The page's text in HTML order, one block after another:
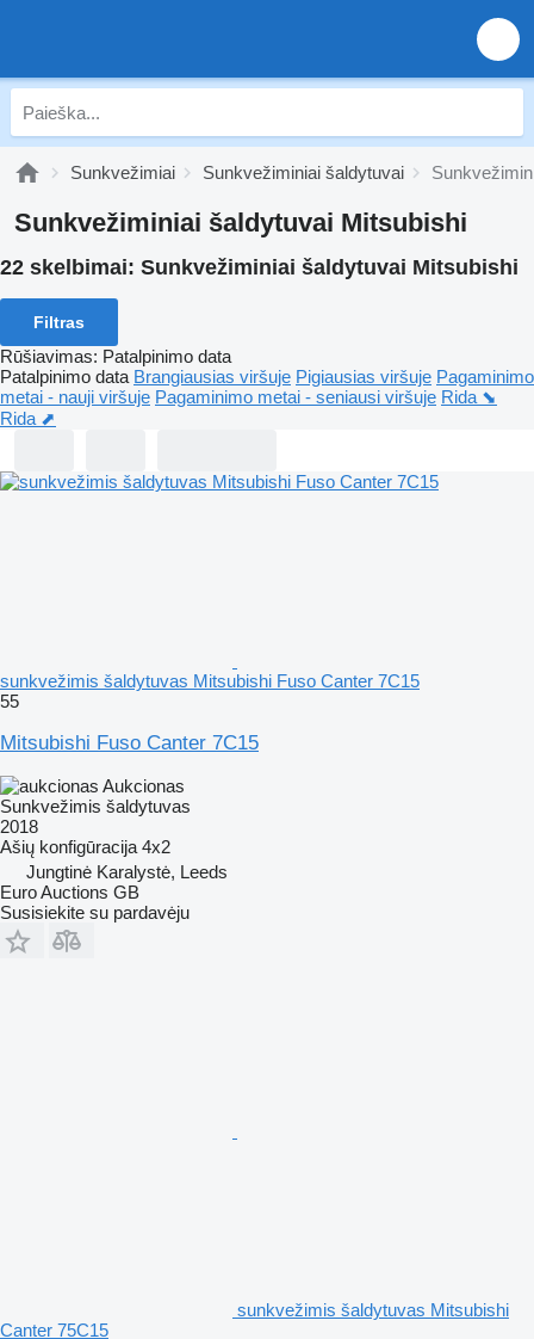
Sunkvežimiai Sunkvežiminiai šaldytuvai
Sunkvežiminiai šaldytuvai Mitsubishi
22 skelbimai: Sunkvežiminiai šaldytuvai Mitsubishi
Filtras
Rūšiavimas: Patalpinimo data
Patalpinimo data Brangiausias viršuje Pigiausias viršuje Pagaminimo
metai - nauji viršuje Pagaminimo metai - seniausi viršuje Rida ⬊
Rida ⬈
sunkvežimis šaldytuvas Mitsubishi Fuso Canter 7C15
55
Mitsubishi Fuso Canter 7C15
Aukcionas
Sunkvežimis šaldytuvas
2018
Ašių konfigūracija 4x2
Jungtinė Karalystė, Leeds
Euro Auctions GB
Susisiekite su pardavėju
sunkvežimis šaldytuvas Mitsubishi
Canter 75C15